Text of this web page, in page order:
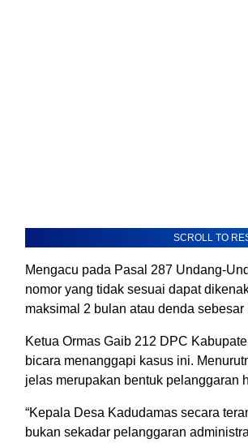
SCROLL TO
Mengacu pada Pasal 287 Undang-
nomor yang tidak sesuai dapat
maksimal 2 bulan atau denda sebesar
Ketua Ormas Gaib 212 DPC
bicara menanggapi kasus ini.
jelas merupakan bentuk pelanggaran
“Kepala Desa Kadudamas secara
bukan sekadar pelanggaran